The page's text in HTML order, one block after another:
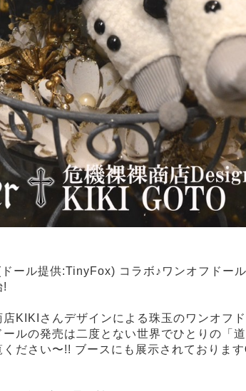
ール提供:TinyFox) コラボ♪ワンオフドー
!
KIKIさんデザインによる珠玉のワンオフ
ルの発売は二度とない世界でひとりの「
ださい〜!! ブースにも展示されております